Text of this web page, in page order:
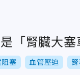
「腎臟大
塞 血管壓迫